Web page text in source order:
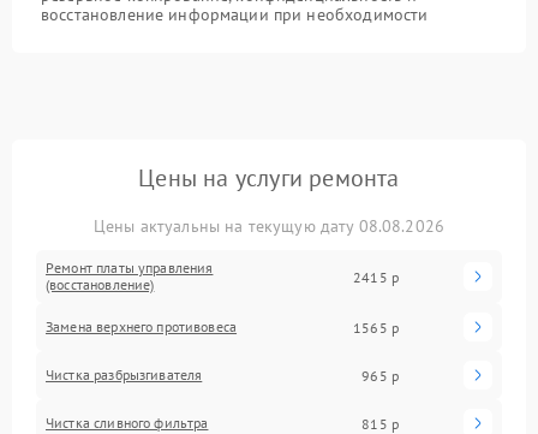
восстановление информации при необходимости
Цены на услуги ремонта
Цены актуальны на текущую дату 08.08.2026
Ремонт платы управления
(восстановление)
2415 р
Замена верхнего противовеса 1565 р
Чистка разбрызгивателя 965 р
Чистка сливного фильтра 815 р